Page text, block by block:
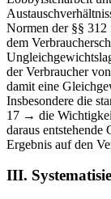
Normen der §§
dem
der Verbraucher
damit eine
Insbesondere die
17 → die
daraus entstehende
Ergebnis auf den
III.